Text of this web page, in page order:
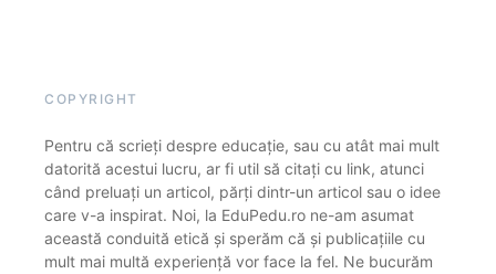
COPYRIGHT
Pentru că scrieți despre educație, sau cu atât mai mult
datorită acestui lucru, ar fi util să citați cu link, atunci
când preluați un articol, părți dintr-un articol sau o idee
care v-a inspirat. Noi, la EduPedu.ro ne-am asumat
această conduită etică și sperăm că și publicațiile cu
mult mai multă experiență vor face la fel. Ne bucurăm